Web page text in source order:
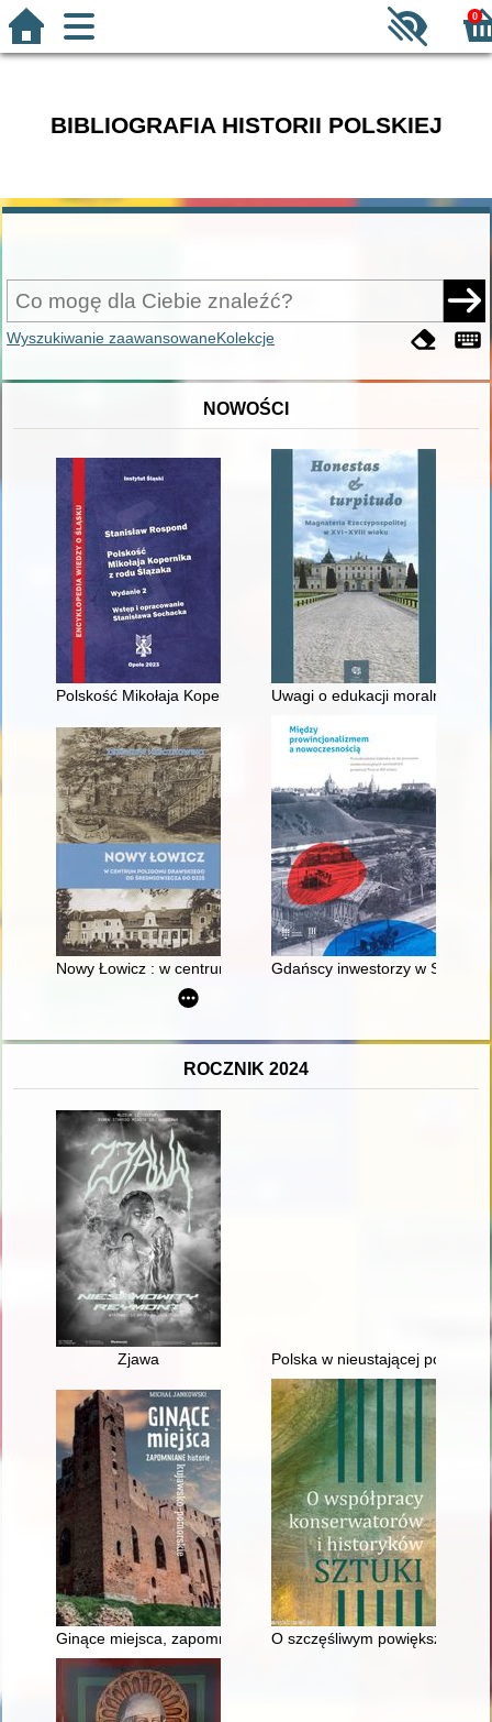
0
BIBLIOGRAFIA HISTORII POLSKIEJ
Wyszukiwanie zaawansowaneKolekcje
NOWOŚCI
Polskość Mikołaja Kopernika z rodu ŚlązakaUwagi o edukacji moralnej
Nowy Łowicz : w centrum poligonu drawskiego od
Gdańscy inwestorzy w
ROCZNIK 2024
Zjawa Polska w nieustającej
Ginące miejsca, zapomniane historie kujawsko-pomorskie
O szczęśliwym powiększaniu